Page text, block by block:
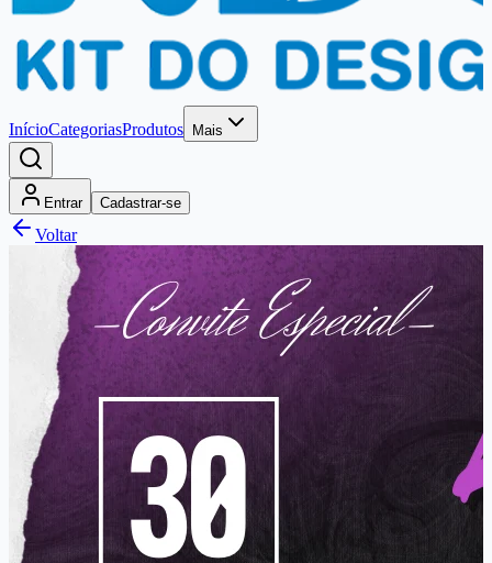
InícioCategoriasProdutos Mais
Entrar Cadastrar-se
Voltar